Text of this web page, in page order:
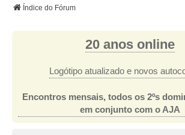
Índice do Fórum
20 anos online
Logótipo atualizado e novos
Encontros mensais, todos os 2ºs
em conjunto com o AJA